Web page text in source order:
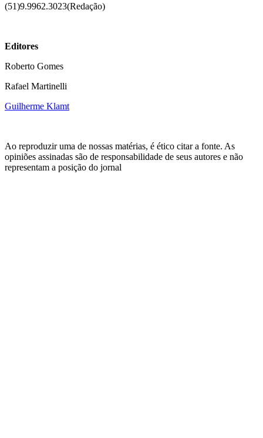
(51)9.9962.3023(Redação)
Editores
Roberto Gomes
Rafael Martinelli
Guilherme Klamt
Ao reproduzir uma de nossas matérias, é ético citar a fonte. As
opiniões assinadas são de responsabilidade de seus autores e não
representam a posição do jornal